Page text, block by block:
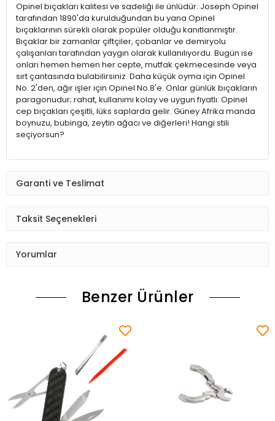
Opinel bıçakları kalitesi ve sadeliği ile ünlüdür. Joseph Opinel
tarafından 1890'da kurulduğundan bu yana Opinel
bıçaklarının sürekli olarak popüler olduğu kanıtlanmıştır.
Bıçaklar bir zamanlar çiftçiler, çobanlar ve demiryolu
çalışanları tarafından yaygın olarak kullanılıyordu. Bugün ise
onları hemen hemen her cepte, mutfak çekmecesinde veya
sırt çantasında bulabilirsiniz. Daha küçük oyma için Opinel
No. 2'den, ağır işler için Opinel No.8'e. Onlar günlük bıçakların
paragonudur; rahat, kullanımı kolay ve uygun fiyatlı. Opinel
cep bıçakları çeşitli, lüks saplarda gelir. Güney Afrika manda
boynuzu, bubinga, zeytin ağacı ve diğerleri! Hangi stili
seçiyorsun?
Garanti ve Teslimat
Taksit Seçenekleri
Yorumlar
Benzer Ürünler